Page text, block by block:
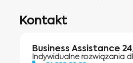
Kontakt
Business Assistance
Indywidualne rozwiązania